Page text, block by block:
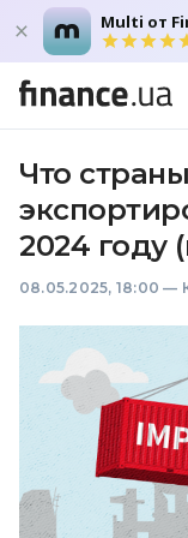
Multi от
Что
2024 году
08.05.2025, 18:00 —